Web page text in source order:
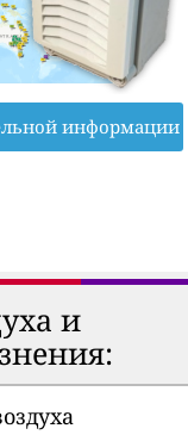
информации
и